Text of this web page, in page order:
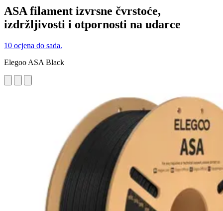
ASA filament izvrsne čvrstoće,
izdržljivosti i otpornosti na udarce
10 ocjena do sada.
Elegoo ASA Black